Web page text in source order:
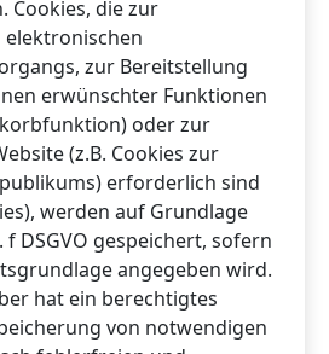
Cookies, die zur
zur Bereitstellung
erwünschter Funktionen
oder zur
(z.B. Cookies zur
erforderlich sind
werden auf Grundlage
f DSGVO gespeichert, sofern
angegeben wird.
hat ein berechtigtes
von notwendigen